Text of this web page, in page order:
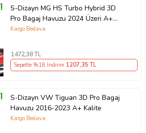
S-Dizayn MG HS Turbo Hybrid 3D
Pro Bagaj Havuzu 2024 Üzeri A+
Kalite
Kargo Bedava
1472,38 TL
Sepette %18 İndirim 1207,35 TL
S-Dizayn VW Tiguan 3D Pro Bagaj
Havuzu 2016-2023 A+ Kalite
Kargo Bedava